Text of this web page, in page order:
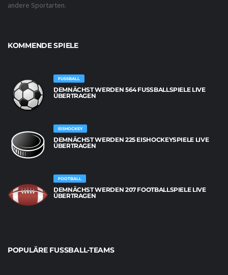
andere Sportarten.
KOMMENDE SPIELE
FUSSBALL
DEMNÄCHST WERDEN 564 FUSSBALLSPIELE LIVE Ü
BERTRAGEN
EISHOCKEY
DEMNÄCHST WERDEN 225 EISHOCKEYSPIELE LIVE
ÜBERTRAGEN
FOOTBALL
DEMNÄCHST WERDEN 207 FOOTBALLSPIELE LIVE
ÜBERTRAGEN
POPULÄRE FUSSBALL-TEAMS